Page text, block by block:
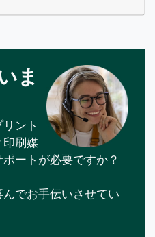
ま
ント
印刷媒
ートが必要ですか？
でお手伝いさせてい